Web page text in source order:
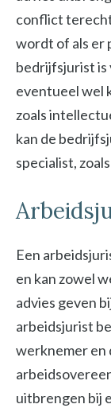
conflict
wordt of als er
bedrijfsjurist is
eventueel wel
zoals
kan de
specialist,
Een
en kan zowel
advies geven
arbeidsjurist
werknemer en
uitbrengen bij